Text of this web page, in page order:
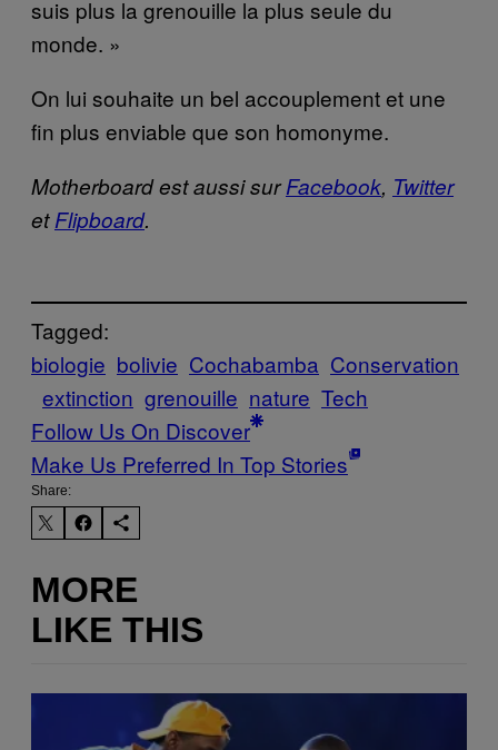
suis plus la grenouille la plus seule du
monde. »
On lui souhaite un bel accouplement et une
fin plus enviable que son homonyme.
Motherboard est aussi surFacebook, Twitter
etFlipboard.
Tagged:
biologie bolivie Cochabamba Conservation
extinction grenouille nature Tech
Follow Us On Discover
Make Us Preferred In Top Stories
Share:
MORE
LIKE THIS